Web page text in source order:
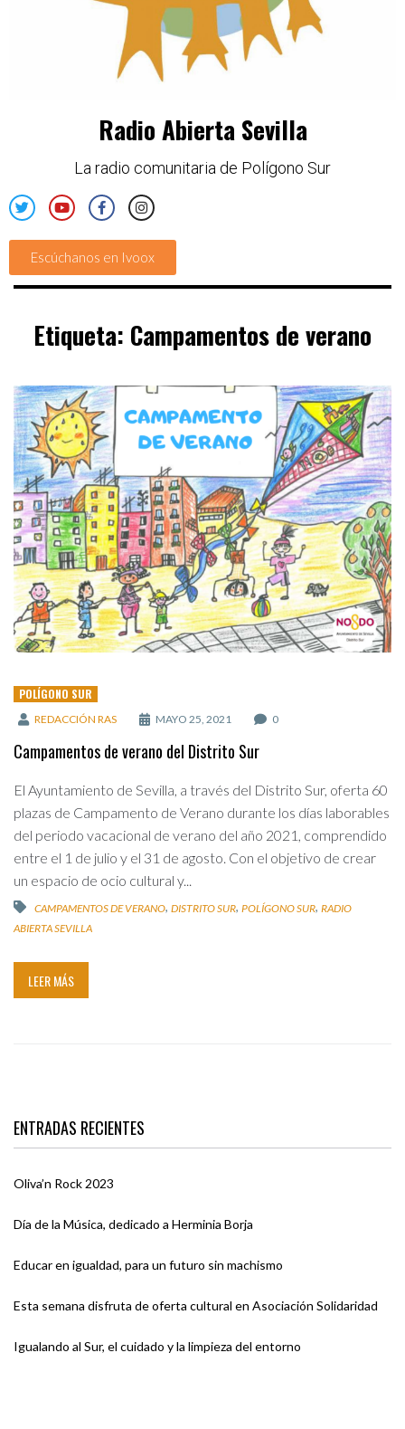
Radio Abierta Sevilla
La radio comunitaria de Polígono Sur
Escúchanos en Ivoox
Etiqueta: Campamentos de verano
POLÍGONO SUR
REDACCIÓN RAS MAYO 25, 2021 0
Campamentos de verano del Distrito Sur
El Ayuntamiento de Sevilla, a través del Distrito Sur, oferta 60
plazas de Campamento de Verano durante los días laborables
del periodo vacacional de verano del año 2021, comprendido
entre el 1 de julio y el 31 de agosto. Con el objetivo de crear
un espacio de ocio cultural y...
CAMPAMENTOS DE VERANO, DISTRITO SUR, POLÍGONO SUR, RADIO
ABIERTA SEVILLA
LEER MÁS
ENTRADAS RECIENTES
Oliva’n Rock 2023
Día de la Música, dedicado a Herminia Borja
Educar en igualdad, para un futuro sin machismo
Esta semana disfruta de oferta cultural en Asociación Solidaridad
Igualando al Sur, el cuidado y la limpieza del entorno